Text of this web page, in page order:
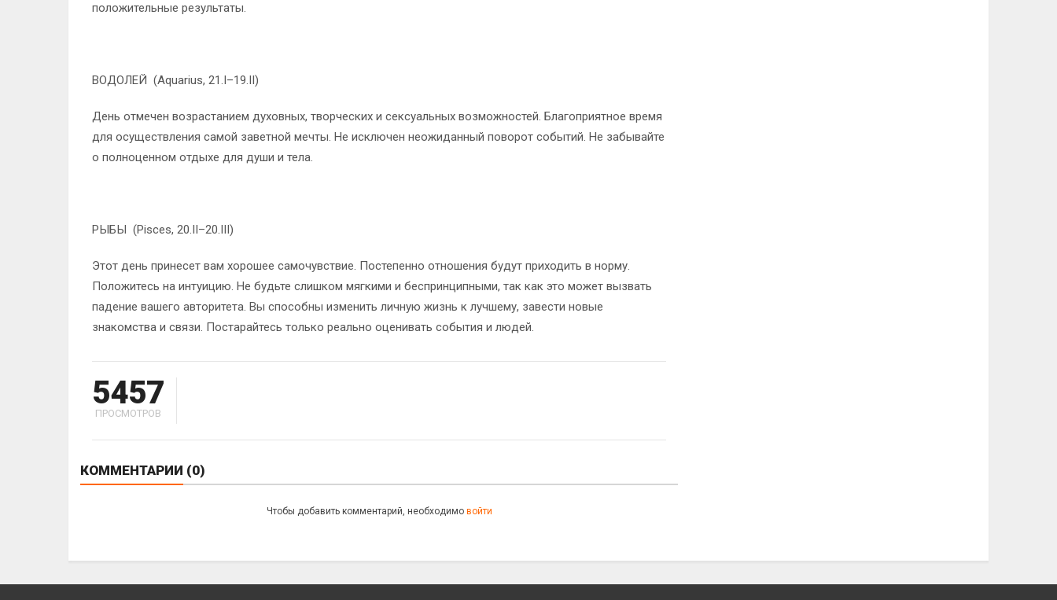
положительные результаты.
ВОДОЛЕЙ (Aquarius, 21.I–19.II)
День отмечен возрастанием духовных, творческих и сексуальных возможностей. Благоприятное время
для осуществления самой заветной мечты. Не исключен неожиданный поворот событий. Не забывайте
о полноценном отдыхе для души и тела.
РЫБЫ (Pisces, 20.II–20.III)
Этот день принесет вам хорошее самочувствие. Постепенно отношения будут приходить в норму.
Положитесь на интуицию. Не будьте слишком мягкими и беспринципными, так как это может вызвать
падение вашего авторитета. Вы способны изменить личную жизнь к лучшему, завести новые
знакомства и связи. Постарайтесь только реально оценивать события и людей.
5457
ПРОСМОТРОВ
КОММЕНТАРИИ (0)
Чтобы добавить комментарий, необходимо войти